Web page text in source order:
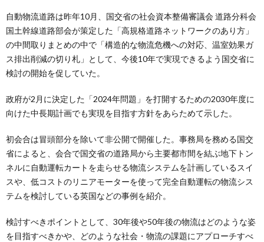
自動物流道路は昨年10月、国交省の社会資本整備審議会 道路分科会
国土幹線道路部会が策定した「高規格道路ネットワークのあり方」
の中間取りまとめの中で「構造的な物流危機への対応、温室効果ガ
ス排出削減の切り札」として、今後10年で実現できるよう国交省に
検討の開始を促していた。
政府が2月に決定した「2024年問題」を打開するための2030年度に
向けた中長期計画でも実現を目指す方針をあらためて示した。
初会合は冒頭部分を除いて非公開で開催した。事務局を務める国交
省によると、会合で国交省の道路局から主要都市間を結ぶ地下トン
ネルに自動運転カートを走らせる物流システムを計画しているスイ
スや、低コストのリニアモーターを使って完全自動運転の物流シス
テムを検討している英国などの事例を紹介。
検討すべきポイントとして、30年後や50年後の物流はどのような姿
を目指すべきかや、どのような社会・物流の課題にアプローチすべ